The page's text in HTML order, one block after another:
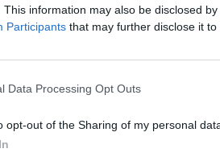
This information may also be disclosed
Participants that may further disclose it to
Data Processing Opt Outs
opt-out of the Sharing of my personal
egy